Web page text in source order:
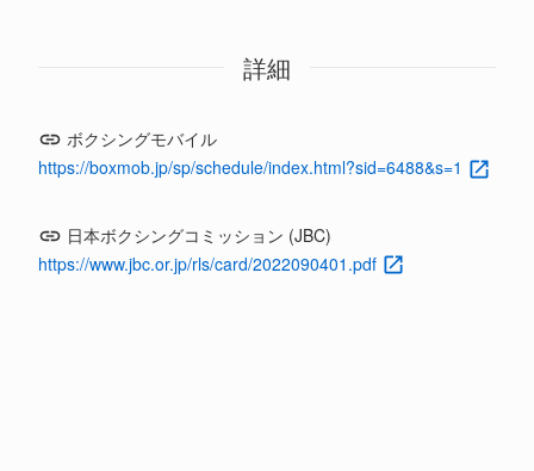
詳細
ボクシングモバイル
https://boxmob.jp/sp/schedule/index.html?sid=6488&s=1
日本ボクシングコミッション (JBC)
https://www.jbc.or.jp/rls/card/2022090401.pdf